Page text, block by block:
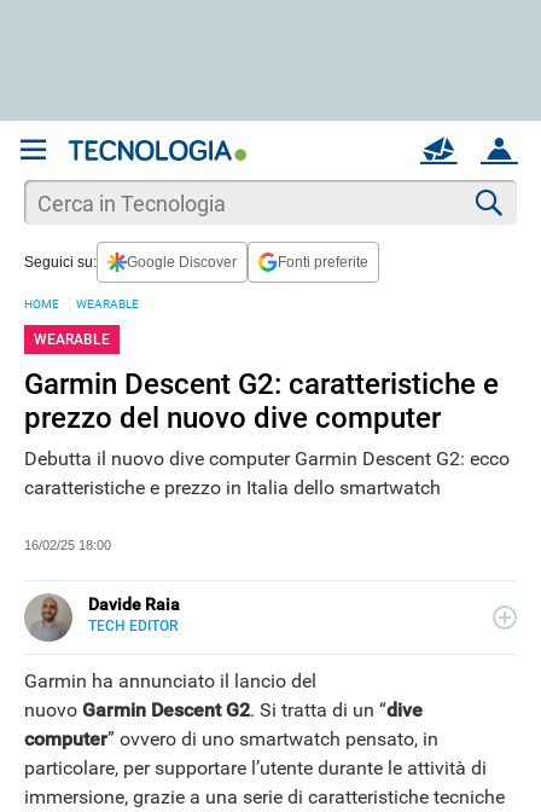
ACCOUNT
MAIL
Seguici su: Google Discover Fonti preferite
HOME WEARABLE
WEARABLE
Garmin Descent G2: caratteristiche e
prezzo del nuovo dive computer
Debutta il nuovo dive computer Garmin Descent G2: ecco
caratteristiche e prezzo in Italia dello smartwatch
16/02/25 18:00
Davide Raia
TECH EDITOR
editoriali italiane e si occupa principalmente di tecnologia,
in tutte le sue forme. Appassionato di viaggi, vive tra
Napoli e la Grecia.
Garmin ha annunciato il lancio del
nuovo Garmin Descent G2. Si tratta di un “dive
computer” ovvero di uno smartwatch pensato, in
particolare, per supportare l’utente durante le attività di
immersione, grazie a una serie di caratteristiche tecniche